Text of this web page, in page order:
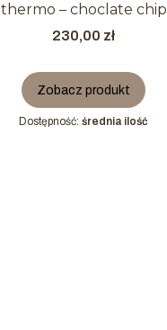
thermo – choclate chip
Cena
230,00 zł
Zobacz produkt
Dostępność: średnia ilość